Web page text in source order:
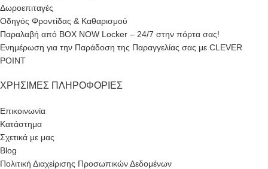
Δωροεπιταγές
Οδηγός Φροντίδας & Καθαρισμού
Παραλαβή από BOX NOW Locker – 24/7 στην πόρτα σας!
Ενημέρωση για την Παράδοση της Παραγγελίας σας με CLEVER
POINT
ΧΡΉΣΙΜΕΣ ΠΛΗΡΟΦΟΡΊΕΣ
Επικοινωνία
Κατάστημα
Σχετικά με μας
Blog
Πολιτική Διαχείρισης Προσωπικών Δεδομένων